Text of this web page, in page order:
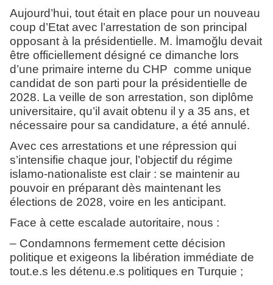
Aujourd’hui, tout était en place pour un nouveau
coup d’Etat avec l’arrestation de son principal
opposant à la présidentielle. M. İmamoğlu devait
être officiellement désigné ce dimanche lors
d’une primaire interne du CHP comme unique
candidat de son parti pour la présidentielle de
2028. La veille de son arrestation, son diplôme
universitaire, qu’il avait obtenu il y a 35 ans, et
nécessaire pour sa candidature, a été annulé.
Avec ces arrestations et une répression qui
s’intensifie chaque jour, l’objectif du régime
islamo-nationaliste est clair : se maintenir au
pouvoir en préparant dès maintenant les
élections de 2028, voire en les anticipant.
Face à cette escalade autoritaire, nous :
– Condamnons fermement cette décision
politique et exigeons la libération immédiate de
tout.e.s les détenu.e.s politiques en Turquie ;